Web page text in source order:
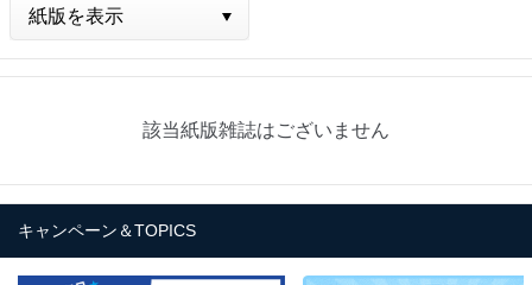
該当紙版雑誌はございません
キャンペーン＆TOPICS